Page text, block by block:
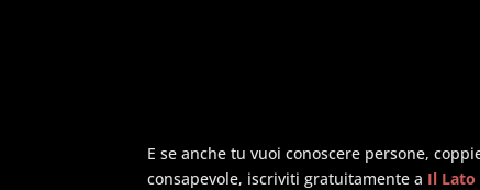
E se anche tu vuoi conoscere persone,
consapevole, iscriviti gratuitamente a Il Lato